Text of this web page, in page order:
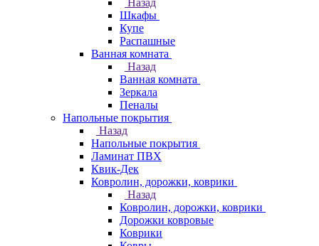
Назад
Шкафы
Купе
Распашные
Ванная комната
Назад
Ванная комната
Зеркала
Пеналы
Напольные покрытия
Назад
Напольные покрытия
Ламинат ПВХ
Квик-Дек
Ковролин, дорожки, коврики
Назад
Ковролин, дорожки, коврики
Дорожки ковровые
Коврики